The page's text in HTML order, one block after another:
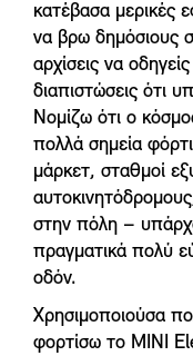
κατέβασα μερικές
να βρω δημόσιους
αρχίσεις να
διαπιστώσεις ότι
Νομίζω ότι ο
πολλά σημεία
μάρκετ, σταθμοί
στην πόλη –
πραγματικά πολύ
οδόν.
Χρησιμοποιούσα
φορτίσω το MINI